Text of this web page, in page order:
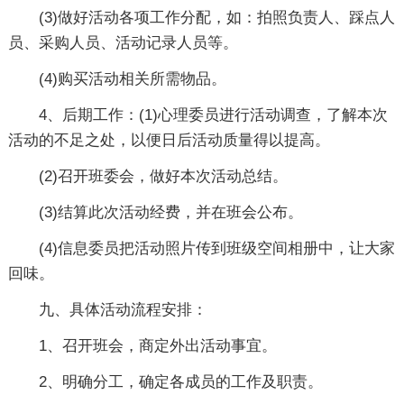
(3)做好活动各项工作分配，如：拍照负责人、踩点人
员、采购人员、活动记录人员等。
(4)购买活动相关所需物品。
4、后期工作：(1)心理委员进行活动调查，了解本次
活动的不足之处，以便日后活动质量得以提高。
(2)召开班委会，做好本次活动总结。
(3)结算此次活动经费，并在班会公布。
(4)信息委员把活动照片传到班级空间相册中，让大家
回味。
九、具体活动流程安排：
1、召开班会，商定外出活动事宜。
2、明确分工，确定各成员的工作及职责。